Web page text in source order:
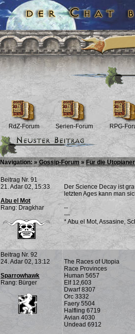
RdZ-Forum Serien-Forum RPG-
Navigation: » Gossip-Forum » Für die Utopianer
Beitrag Nr. 91
21. Adar 02, 15:33
Abu el Mot
Rang: Dragkhar
Der Science Decay ist
letzten Ages kann man
--
---
* Abu el Mot, Assasine,
Beitrag Nr. 92
24. Adar 02, 13:12
Sparrowhawk
Rang: Bürger
The Races of Utopia
Race Provinces
Human 5657
Elf 12,603
Dwarf 8307
Orc 3332
Faery 5504
Halfling 6719
Avian 4030
Undead 6912